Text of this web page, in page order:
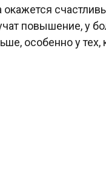
повышение, у
особенно у